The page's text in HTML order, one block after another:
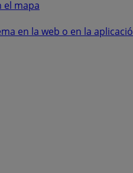
el mapa
en la web o en la